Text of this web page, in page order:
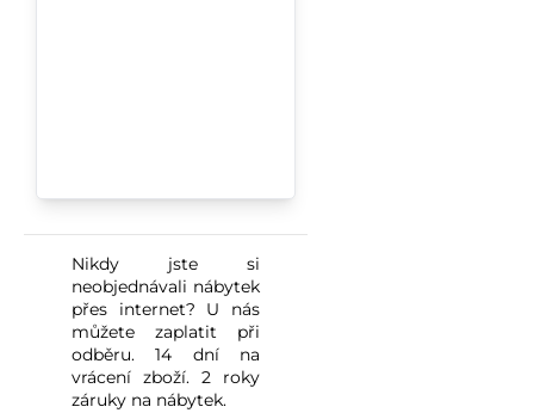
Nikdy jste si
neobjednávali nábytek
přes internet? U nás
můžete zaplatit při
odběru. 14 dní na
vrácení zboží. 2 roky
záruky na nábytek.